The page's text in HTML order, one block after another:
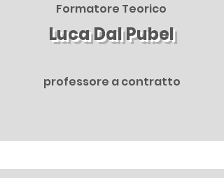
Formatore Teorico
Luca Dal Pubel
professore a contratto